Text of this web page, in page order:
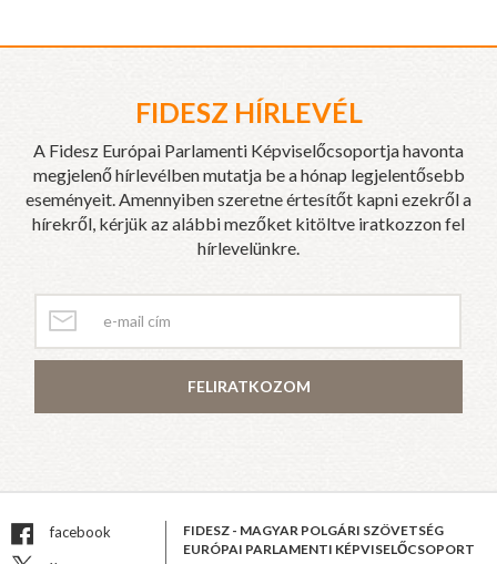
FIDESZ HÍRLEVÉL
A Fidesz Európai Parlamenti Képviselőcsoportja havonta
megjelenő hírlevélben mutatja be a hónap legjelentősebb
eseményeit. Amennyiben szeretne értesítőt kapni ezekről a
hírekről, kérjük az alábbi mezőket kitöltve iratkozzon fel
hírlevelünkre.
FELIRATKOZOM
facebook
FIDESZ - MAGYAR POLGÁRI SZÖVETSÉG
EURÓPAI PARLAMENTI KÉPVISELŐCSOPORT